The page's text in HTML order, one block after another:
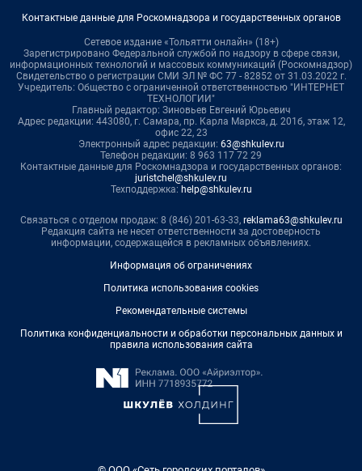
Контактные данные для Роскомнадзора и государственных органов
Сетевое издание «Тольятти онлайн» (18+)
Зарегистрировано Федеральной службой по надзору в сфере связи,
информационных технологий и массовых коммуникаций (Роскомнадзор)
Свидетельство о регистрации СМИ ЭЛ № ФС 77 - 82852 от 31.03.2022 г.
Учредитель: Общество с ограниченной ответственностью "ИНТЕРНЕТ
ТЕХНОЛОГИИ"
Главный редактор: Зиновьев Евгений Юрьевич
Адрес редакции: 443080, г. Самара, пр. Карла Маркса, д. 201б, этаж 12,
офис 22, 23
Электронный адрес редакции: 63@shkulev.ru
Телефон редакции: 8 963 117 72 29
Контактные данные для Роскомнадзора и государственных органов:
juristchel@shkulev.ru
Техподдержка: help@shkulev.ru
Связаться с отделом продаж: 8 (846) 201-63-33, reklama63@shkulev.ru
Редакция сайта не несет ответственности за достоверность
информации, содержащейся в рекламных объявлениях.
Информация об ограничениях
Политика использования cookies
Рекомендательные системы
Политика конфиденциальности и обработки персональных данных и
правила использования сайта